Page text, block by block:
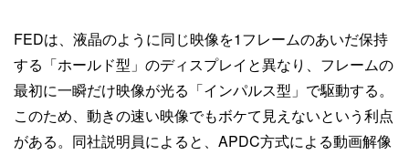
FEDは、液晶のように同じ映像を1フレームのあいだ保持
する「ホールド型」のディスプレイと異なり、フレームの
最初に一瞬だけ映像が光る「インパルス型」で駆動する。
このため、動きの速い映像でもボケて見えないという利点
がある。同社説明員によると、APDC方式による動画解像